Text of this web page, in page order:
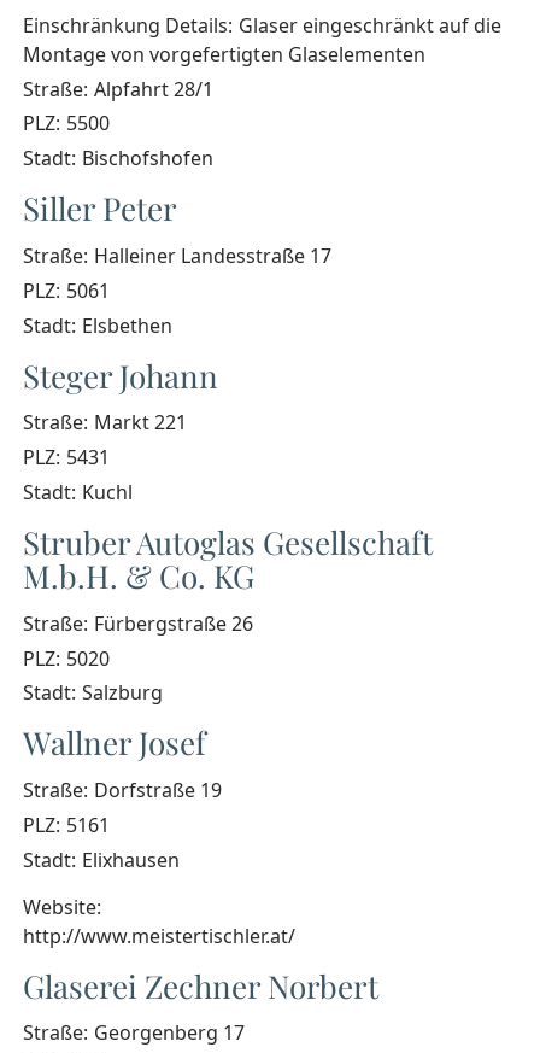
Einschränkung Details: Glaser eingeschränkt auf die
Montage von vorgefertigten Glaselementen
Straße: Alpfahrt 28/1
PLZ: 5500
Stadt: Bischofshofen
Siller Peter
Straße: Halleiner Landesstraße 17
PLZ: 5061
Stadt: Elsbethen
Steger Johann
Straße: Markt 221
PLZ: 5431
Stadt: Kuchl
Struber Autoglas Gesellschaft
M.b.H. & Co. KG
Straße: Fürbergstraße 26
PLZ: 5020
Stadt: Salzburg
Wallner Josef
Straße: Dorfstraße 19
PLZ: 5161
Stadt: Elixhausen
Website:
http://www.meistertischler.at/
Glaserei Zechner Norbert
Straße: Georgenberg 17